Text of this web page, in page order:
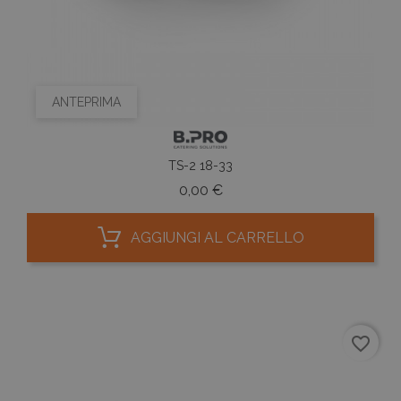
ANTEPRIMA
TS-2 18-33
0,00 €Prezzo
AGGIUNGI AL CARRELLO
favorite_border